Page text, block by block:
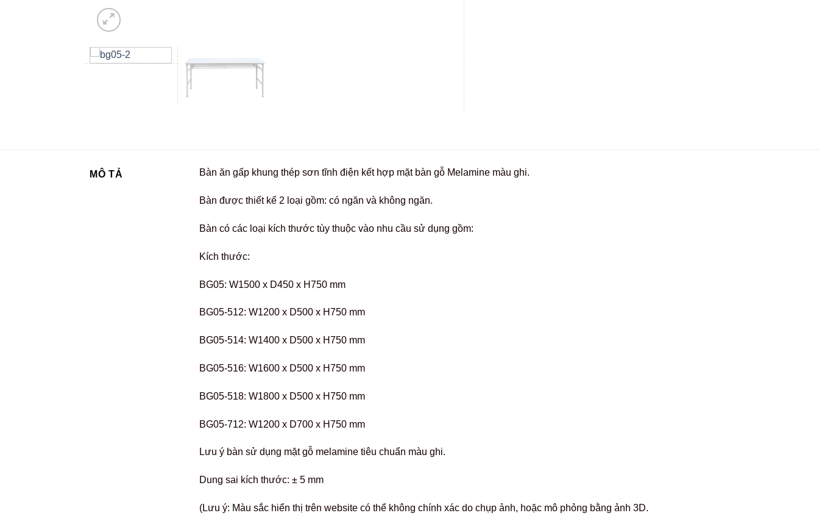
MÔ TẢ Bàn ăn gấp khung thép sơn tĩnh điện kết hợp mặt bàn gỗ Melamine màu ghi.
Bàn được thiết kế 2 loại gồm: có ngăn và không ngăn.
Bàn có các loại kích thước tùy thuộc vào nhu cầu sử dụng gồm:
Kích thước:
BG05: W1500 x D450 x H750 mm
BG05-512: W1200 x D500 x H750 mm
BG05-514: W1400 x D500 x H750 mm
BG05-516: W1600 x D500 x H750 mm
BG05-518: W1800 x D500 x H750 mm
BG05-712: W1200 x D700 x H750 mm
Lưu ý bàn sử dụng mặt gỗ melamine tiêu chuẩn màu ghi.
Dung sai kích thước: ± 5 mm
(Lưu ý: Màu sắc hiển thị trên website có thể không chính xác do chụp ảnh, hoặc mô phỏng bằng ảnh 3D.